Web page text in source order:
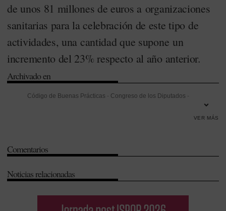
de unos 81 millones de euros a organizaciones
sanitarias para la celebración de este tipo de
actividades, una cantidad que supone un
incremento del 23% respecto al año anterior.
Archivado en
Código de Buenas Prácticas - Congreso de los Diputados -
Nacional de Salud (SNS)
VER MÁS
Comentarios
Noticias relacionadas